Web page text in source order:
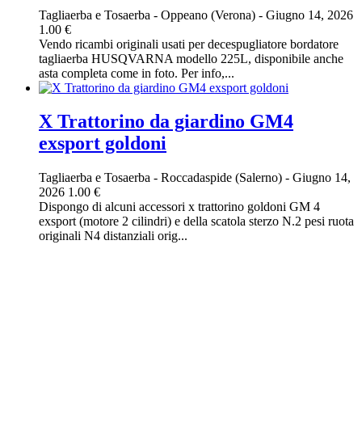
Tagliaerba e Tosaerba - Oppeano (Verona) - Giugno 14, 2026
1.00 €
Vendo ricambi originali usati per decespugliatore bordatore
tagliaerba HUSQVARNA modello 225L, disponibile anche
asta completa come in foto. Per info,...
X Trattorino da giardino GM4
exsport goldoni
Tagliaerba e Tosaerba - Roccadaspide (Salerno) - Giugno 14,
2026 1.00 €
Dispongo di alcuni accessori x trattorino goldoni GM 4
exsport (motore 2 cilindri) e della scatola sterzo N.2 pesi ruota
originali N4 distanziali orig...